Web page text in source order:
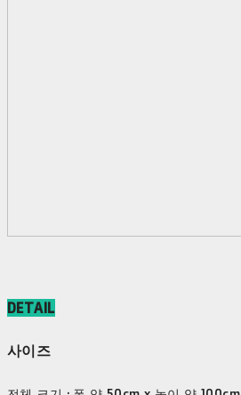
DETAIL
사이즈